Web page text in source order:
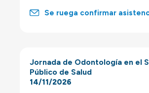
Se ruega confirmar
Jornada de Odontología en el
Público de Salud
14/11/2026